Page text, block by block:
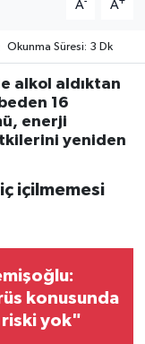
A A
Okunma Süresi: 3 Dk
alkol aldıktan
16
enerji
yeniden
içilmemesi
konusunda
riski yok"